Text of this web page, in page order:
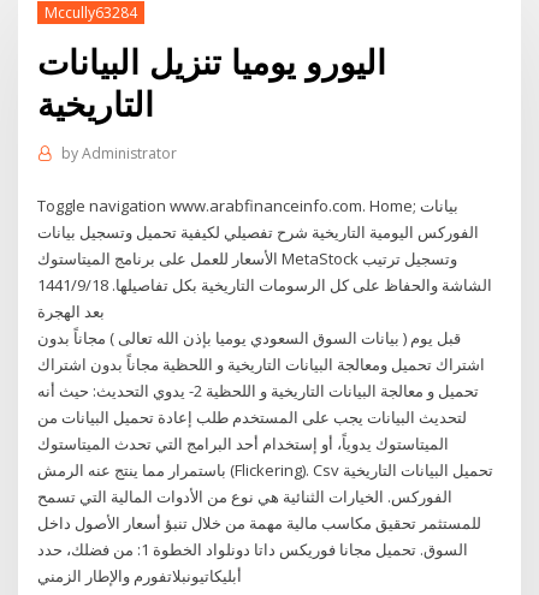
Mccully63284
اليورو يوميا تنزيل البيانات
التاريخية
byAdministrator
Toggle navigation www.arabfinanceinfo.com. Home; بيانات
الفوركس اليومية التاريخية شرح تفصيلي لكيفية تحميل وتسجيل بيانات
الأسعار للعمل على برنامج الميتاستوك MetaStock وتسجيل ترتيب
الشاشة والحفاظ على كل الرسومات التاريخية بكل تفاصيلها. 18‏‏/9‏‏/1441
بعد الهجرة
قبل يوم ( بيانات السوق السعودي يوميا بإذن الله تعالى ) مجاناً بدون
اشتراك تحميل ومعالجة البيانات التاريخية و اللحظية مجاناً بدون اشتراك
تحميل و معالجة البيانات التاريخية و اللحظية 2- يدوي التحديث: حيث أنه
لتحديث البيانات يجب على المستخدم طلب إعادة تحميل البيانات من
الميتاستوك يدوياً، أو إستخدام أحد البرامج التي تحدث الميتاستوك
باستمرار مما ينتج عنه الرمش (Flickering). Csv تحميل البيانات التاريخية
الفوركس. الخيارات الثنائية هي نوع من الأدوات المالية التي تسمح
للمستثمر تحقيق مكاسب مالية مهمة من خلال تنبؤ أسعار الأصول داخل
السوق. تحميل مجانا فوريكس داتا دونلواد الخطوة 1: من فضلك، حدد
أبليكاتيونبلاتفورم والإطار الزمني